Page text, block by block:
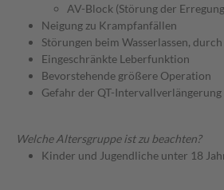
AV-Block (Störung der
Neigung zu Krampfanfällen
Störungen beim Wasserlassen,
Eingeschränkte Leberfunktion
Bevorstehende größere Operation
Gefahr der QT-Intervallverlängerung
Welche Altersgruppe ist zu beachten?
Kinder und Jugendliche unter 18